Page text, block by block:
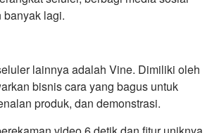
banyak lagi.
lainnya adalah Vine. Dimiliki oleh
bisnis cara yang bagus untuk
produk, dan demonstrasi.